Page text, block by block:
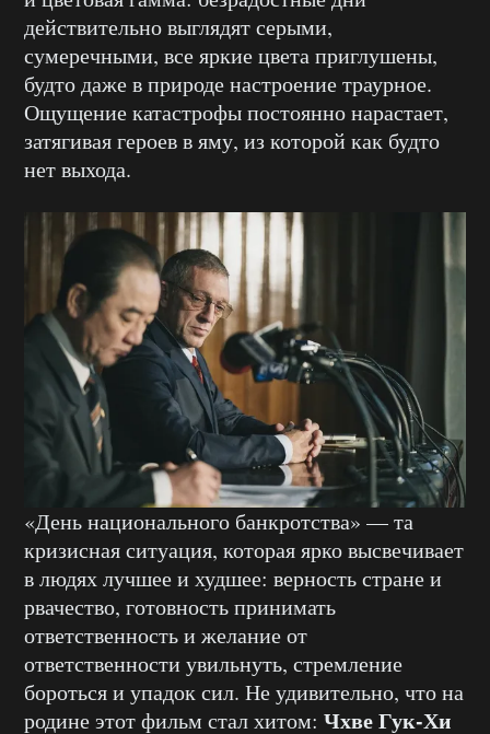
действительно выглядят серыми,
сумеречными, все яркие цвета приглушены,
будто даже в природе настроение траурное.
Ощущение катастрофы постоянно нарастает,
затягивая героев в яму, из которой как будто
нет выхода.
«День национального банкротства» — та
кризисная ситуация, которая ярко высвечивает
в людях лучшее и худшее: верность стране и
рвачество, готовность принимать
ответственность и желание от
ответственности увильнуть, стремление
бороться и упадок сил. Не удивительно, что на
родине этот фильм стал хитом: Чхве Гук-Хи